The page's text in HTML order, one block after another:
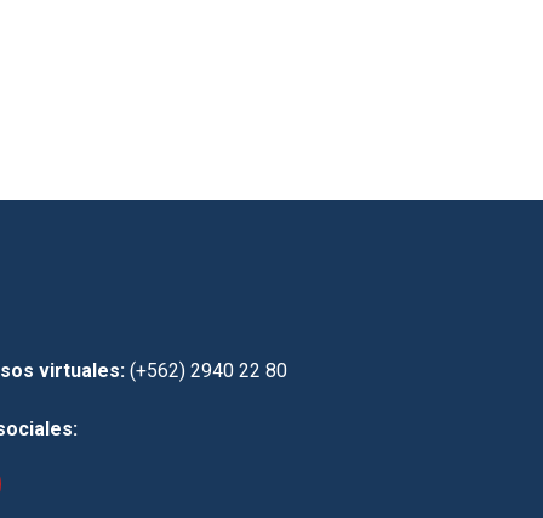
virtuales: (+562) 2940 22 80